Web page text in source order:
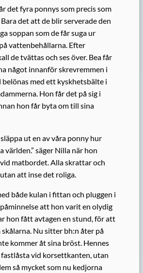
det fyra ponnys som precis som
det att de blir serverade den
soppan som de får suga ur
vattenbehållarna. Efter
de tvättas och ses över. Bea får
något innanför skrevremmen i
belönas med ett kyskhetsbälte i
Hon får det på sig i
hon får byta om till sina
ut en av våra ponny hur
världen.” säger Nilla när hon
matbordet. Alla skrattar och
att inse det roliga.
både kulan i fittan och pluggen i
att hon varit en olydig
hon fått avtagen en stund, för att
skålarna. Nu sitter bh:n åter på
kommer åt sina bröst. Hennes
vid korsettkanten, utan
så mycket som nu kedjorna